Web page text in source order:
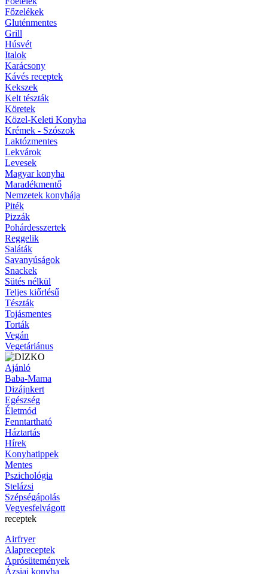
Főzelékek
Gluténmentes
Grill
Húsvét
Italok
Karácsony
Kávés receptek
Kekszek
Kelt tészták
Köretek
Közel-Keleti Konyha
Krémek - Szószok
Laktózmentes
Lekvárok
Levesek
Magyar konyha
Maradékmentő
Nemzetek konyhája
Piték
Pizzák
Pohárdesszertek
Reggelik
Saláták
Savanyúságok
Snackek
Sütés nélkül
Teljes kiőrlésű
Tészták
Tojásmentes
Torták
Vegán
Vegetáriánus
Ajánló
Baba-Mama
Dizájnkert
Egészség
Életmód
Fenntartható
Háztartás
Hírek
Konyhatippek
Mentes
Pszichológia
Stelázsi
Szépségápolás
Vegyesfelvágott
receptek
Airfryer
Alapreceptek
Aprósütemények
Ázsiai konyha